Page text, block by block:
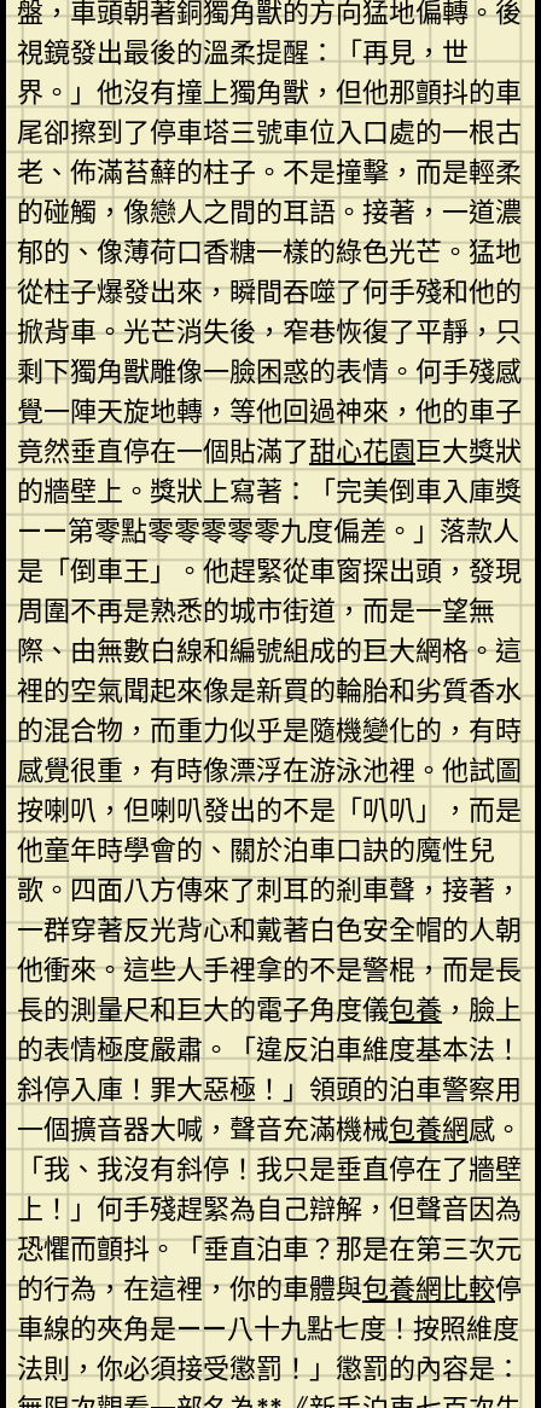
盤，車頭朝著銅獨角獸的方向猛地偏轉。後
視鏡發出最後的溫柔提醒：「再見，世
界。」他沒有撞上獨角獸，但他那顫抖的車
尾卻擦到了停車塔三號車位入口處的一根古
老、佈滿苔蘚的柱子。不是撞擊，而是輕柔
的碰觸，像戀人之間的耳語。接著，一道濃
郁的、像薄荷口香糖一樣的綠色光芒。猛地
從柱子爆發出來，瞬間吞噬了何手殘和他的
掀背車。光芒消失後，窄巷恢復了平靜，只
剩下獨角獸雕像一臉困惑的表情。何手殘感
覺一陣天旋地轉，等他回過神來，他的車子
竟然垂直停在一個貼滿了甜心花園巨大獎狀
的牆壁上。獎狀上寫著：「完美倒車入庫獎
——第零點零零零零零九度偏差。」落款人
是「倒車王」。他趕緊從車窗探出頭，發現
周圍不再是熟悉的城市街道，而是一望無
際、由無數白線和編號組成的巨大網格。這
裡的空氣聞起來像是新買的輪胎和劣質香水
的混合物，而重力似乎是隨機變化的，有時
感覺很重，有時像漂浮在游泳池裡。他試圖
按喇叭，但喇叭發出的不是「叭叭」，而是
他童年時學會的、關於泊車口訣的魔性兒
歌。四面八方傳來了刺耳的剎車聲，接著，
一群穿著反光背心和戴著白色安全帽的人朝
他衝來。這些人手裡拿的不是警棍，而是長
長的測量尺和巨大的電子角度儀包養，臉上
的表情極度嚴肅。「違反泊車維度基本法！
斜停入庫！罪大惡極！」領頭的泊車警察用
一個擴音器大喊，聲音充滿機械包養網感。
「我、我沒有斜停！我只是垂直停在了牆壁
上！」何手殘趕緊為自己辯解，但聲音因為
恐懼而顫抖。「垂直泊車？那是在第三次元
的行為，在這裡，你的車體與包養網比較停
車線的夾角是——八十九點七度！按照維度
法則，你必須接受懲罰！」懲罰的內容是：